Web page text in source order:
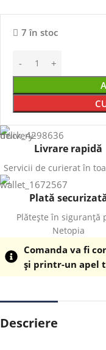
7 în stoc
Livrare rapidă
Servicii de curierat în
Plată
Plătește în siguranță
Netopia
Comanda va fi
și printr-un apel
Descriere